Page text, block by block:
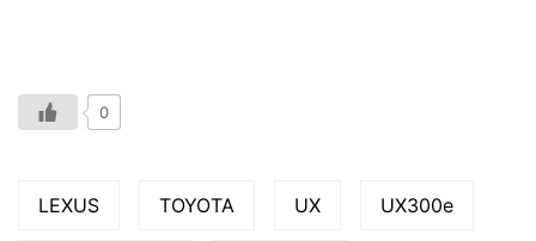
0
LEXUS TOYOTA UX UX300e